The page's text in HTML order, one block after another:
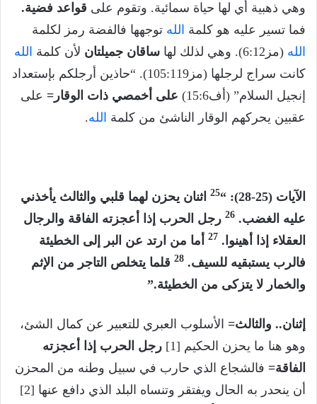
وهي ذهبية أي لها حياة سمائية. وتقوم على قواعد فضية.
فما تسير عليه هو كلمة الله توجهها فالفضة رمز لكلمة
الله (مز6:12). وهي لذلك لها ساقان جميلتان لأن كلمة الله
كانت سراج لرجلها (مز105:119). “حاذين أرجلكم بإستعداد
إنجيل السلام” (أف15:6)
على أخمصي ذات الوقار= على
عقبين يحركهم الوقار الناشئ من كلمة الله.
الآيات (25-28): “ 25 اثنان يحزن لهما قلبي والثالث يأخذني
عليه الغضب. 26 رجل الحرب إذا أعجزته الفاقة والرجال
العقلاء إذا أهينوا. 27
أما من ارتد عن البر إلى الخطيئة
فالرب يستبقيه للسيف. 28 قلما يتخلص التاجر من الإثم
والخمار لا يتزكى من الخطيئة.”
إثنان.. والثالث= الأسلوب العبري للتعبير عن كمال الشئ،
وهو هنا ما يحزن الحكيم [1]
رجل الحرب إذا أعجزته
الفاقة= فالشجاع الذي حارب في سبيل وطنه من المحزن
أن ينحدر به الحال ويفتقر وتنساه البلد الذي دافع عنها [2]